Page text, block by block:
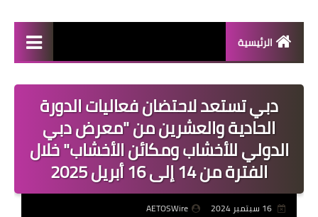
الرئيسية
منوعات
فعاليات
صحة
تكنولوجيا
دبي تستعد لاحتضان فعاليات الدورة
الحادية والعشرين من "معرض دبي
الدولي للأخشاب ومكائن الأخشاب" خلال
الفترة من 14 إلى 16 أبريل 2025
16 سبتمبر 2024
AETOSWire